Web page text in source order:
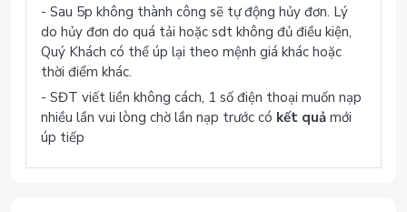
- Sau 5p không thành công sẽ tự động hủy đơn. Lý
do hủy đơn do quá tải hoặc sdt không đủ điều kiện,
Quý Khách có thể úp lại theo mệnh giá khác hoặc
thời điểm khác.
- SĐT viết liền không cách, 1 số điện thoại muốn nạp
nhiều lần vui lòng chờ lần nạp trước có kết quả mới
úp tiếp